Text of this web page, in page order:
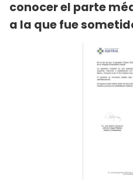
conocer el parte
a la que fue